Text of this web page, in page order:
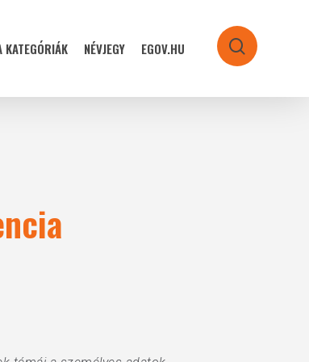
KATEGÓRIÁK NÉVJEGY EGOV.HU search